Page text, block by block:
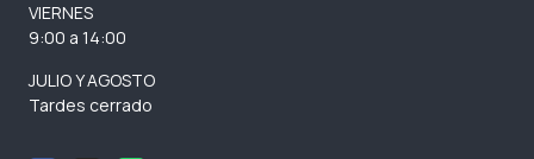
VIERNES
9:00 a 14:00
JULIO Y AGOSTO
Tardes cerrado